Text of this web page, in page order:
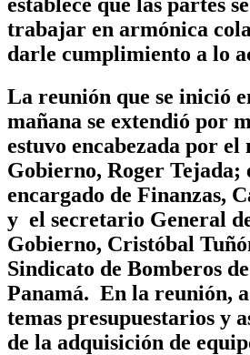
trabajar en armónica
darle cumplimiento a lo
La reunión que se inició
mañana se extendió por
estuvo encabezada por
Gobierno, Roger
encargado de Finanzas,
y el secretario General
Gobierno, Cristóbal
Sindicato de Bomberos
Panamá. En la reunión,
temas presupuestarios y
de la adquisición de